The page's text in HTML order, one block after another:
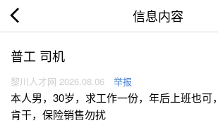
信息内容
普工 司机
黎川人才网 2026.08.06 举报
本人男，30岁，求工作一份，年后上班也可
肯干，保险销售勿扰